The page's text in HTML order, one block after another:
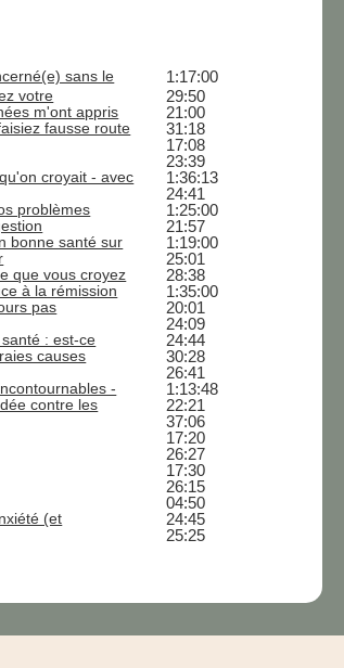
sans le
1:17:00
votre
29:50
m'ont appris
21:00
fausse route
31:18
17:08
23:39
croyait - avec
1:36:13
24:41
problèmes
1:25:00
21:57
bonne santé sur
1:19:00
25:01
que vous croyez 28:38
à la rémission
1:35:00
pas 20:01
24:09
: est-ce
24:44
causes 30:28
26:41
-
1:13:48
contre les
22:21
37:06
17:20
26:27
17:30
26:15
04:50
(et
24:45
25:25